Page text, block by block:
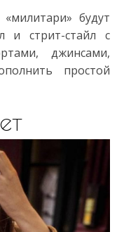
будут
и стрит-стайл с
джинсами,
простой